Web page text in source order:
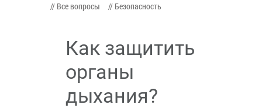
// Все вопросы
// Безопасность
Как защитить
органы
дыхания?